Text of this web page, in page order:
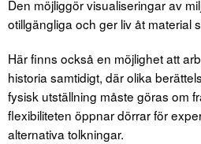
Den möjliggör visualiseringar av
otillgängliga och ger liv åt material
Här finns också en möjlighet att
historia samtidigt, där olika
fysisk utställning måste göras om
flexibiliteten öppnar dörrar för
alternativa tolkningar.